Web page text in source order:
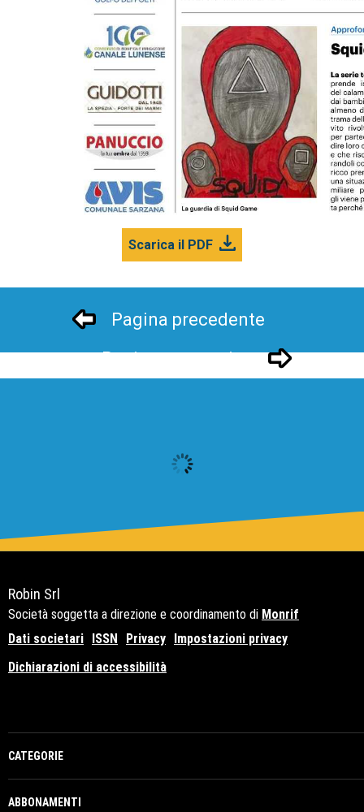
Scarica il PDF
Pagina precedente
Pagina successivo
Robin Srl
Società soggetta a direzione e coordinamento di Monrif
Dati societari ISSN Privacy Impostazioni privacy
Dichiarazioni di accessibilità
CATEGORIE
ABBONAMENTI